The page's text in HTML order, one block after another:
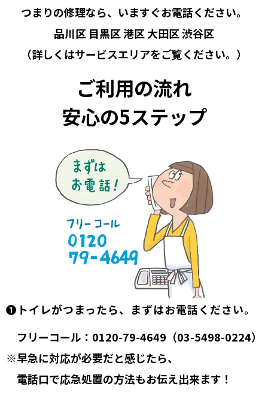
つまりの修理なら、いますぐお電話ください。
品川区 目黒区 港区 大田区 渋谷区
（詳しくはサービスエリアをご覧ください。）
ご利用の流れ
安心の5ステップ
❶トイレがつまったら、まずはお電話ください。
フリーコール：0120-79-4649（03-5498-0224）
※早急に対応が必要だと感じたら、
電話口で応急処置の方法もお伝え出来ます！